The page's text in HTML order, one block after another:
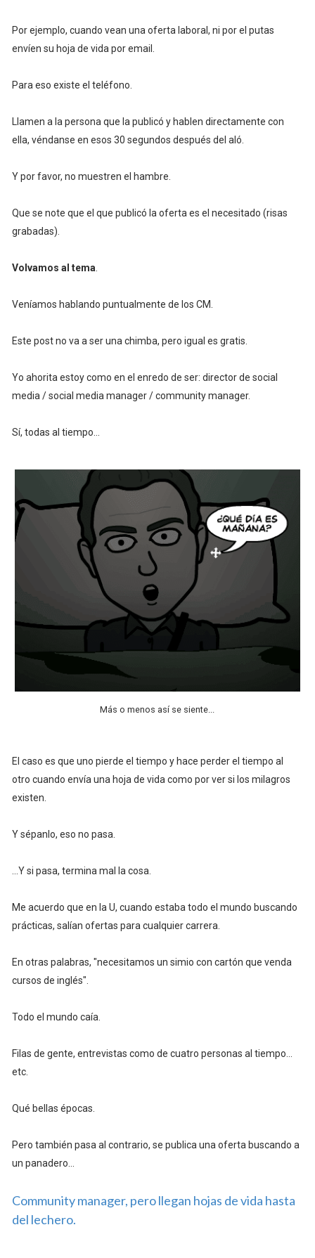
Por ejemplo, cuando vean una oferta laboral, ni por el putas
envíen su hoja de vida por email.
Para eso existe el teléfono.
Llamen a la persona que la publicó y hablen directamente con
ella, véndanse en esos 30 segundos después del aló.
Y por favor, no muestren el hambre.
Que se note que el que publicó la oferta es el necesitado (risas
grabadas).
Volvamos al tema.
Veníamos hablando puntualmente de los CM.
Este post no va a ser una chimba, pero igual es gratis.
Yo ahorita estoy como en el enredo de ser: director de social
media / social media manager / community manager.
Sí, todas al tiempo...
Más o menos así se siente...
El caso es que uno pierde el tiempo y hace perder el tiempo al
otro cuando envía una hoja de vida como por ver si los milagros
existen.
Y sépanlo, eso no pasa.
...Y si pasa, termina mal la cosa.
Me acuerdo que en la U, cuando estaba todo el mundo buscando
prácticas, salían ofertas para cualquier carrera.
En otras palabras, "necesitamos un simio con cartón que venda
cursos de inglés".
Todo el mundo caía.
Filas de gente, entrevistas como de cuatro personas al tiempo...
etc.
Qué bellas épocas.
Pero también pasa al contrario, se publica una oferta buscando a
un panadero...
Community manager, pero llegan hojas de vida hasta
del lechero.